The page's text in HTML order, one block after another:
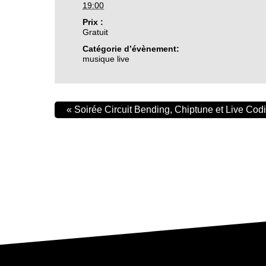
19:00
Prix :
Gratuit
Catégorie d’évènement:
musique live
« Soirée Circuit Bending, Chiptune et Live